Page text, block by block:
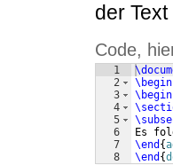
der
Code,
1
2
3
4
5
6
7
8
\begin
\begin
Es
\end {
\end {